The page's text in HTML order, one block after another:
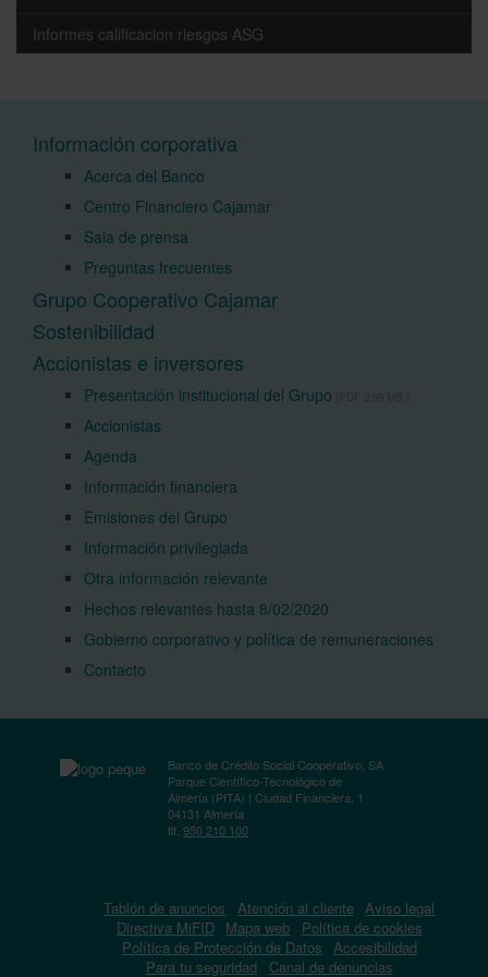
Informes calificacion riesgos ASG
Información corporativa
Acerca del Banco
Centro Financiero Cajamar
Sala de prensa
Preguntas frecuentes
Grupo Cooperativo Cajamar
Sostenibilidad
Accionistas e inversores
Presentación institucional del Grupo
Accionistas
Agenda
Información financiera
Emisiones del Grupo
Información privilegiada
Otra información relevante
Hechos relevantes hasta 8/02/2020
Gobierno corporativo y política de remuneraciones
Contacto
Banco de Crédito Social Cooperativo, SA
Parque Científico-Tecnológico de
Almería (PITA) | Ciudad Financiera, 1
04131 Almería
tlf.950 210 100
Tablón de anuncios Atención al cliente Aviso legal
Directiva MiFID Mapa web
Política de cookies
Política de Protección de Datos Accesibilidad
Para tu seguridad
Canal de denuncias